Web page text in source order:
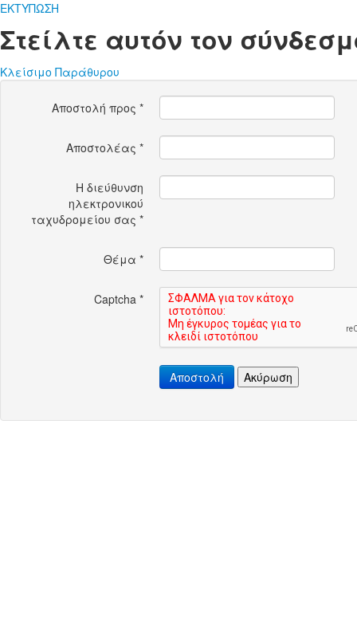
ΕΚΤΥΠΩΣΗ
Στείλτε αυτόν τον
Κλείσιμο Παράθυρου
Αποστολή προς *
Αποστολέας *
Η διεύθυνση
ηλεκτρονικού
ταχυδρομείου σας *
Θέμα *
Captcha *
Αποστολή Ακύρωση